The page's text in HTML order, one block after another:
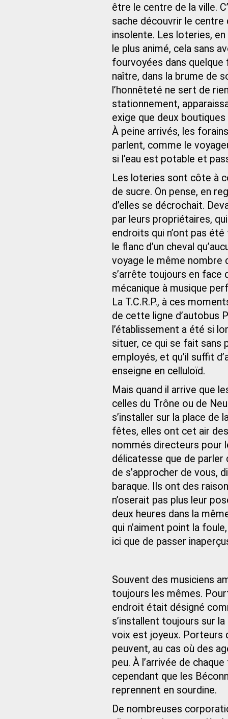
être le centre de la ville.
sache découvrir le centre
insolente. Les loteries,
le plus animé, cela sans
fourvoyées dans
naître, dans la brume de
l’honnêteté ne sert de
stationnement,
exige que deux
À peine arrivés, les
parlent, comme le
si l’eau est potable et
Les loteries sont côte à
de sucre. On pense, en
d’elles se décrochait.
par leurs propriétaires,
endroits qui n’ont pas
le flanc d’un cheval
voyage le même nombre
s’arrête toujours en face
mécanique à musique
La T.C.R.P., à ces
de cette ligne d’autobus
l’établissement a été si
situer, ce qui se fait sans
employés, et qu’il suffit
enseigne en celluloïd.
Mais quand il arrive que
celles du Trône ou de
s’installer sur la place de
fêtes, elles ont cet air
nommés directeurs pour
délicatesse que de
de s’approcher de vous,
baraque. Ils ont des
n’oserait pas plus leur
deux heures dans la
qui n’aiment point la
ici que de passer
Souvent des musiciens
toujours les mêmes.
endroit était désigné
s’installent toujours sur la
voix est joyeux. Porteurs
peuvent, au cas où des
peu. À l’arrivée de
cependant que les
reprennent en sourdine.
De nombreuses